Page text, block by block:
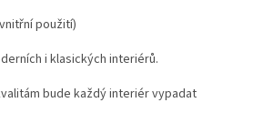
použití)
i klasických interiérů.
bude každý interiér vypadat